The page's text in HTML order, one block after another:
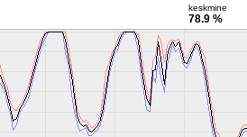
keskmine
78.9 %